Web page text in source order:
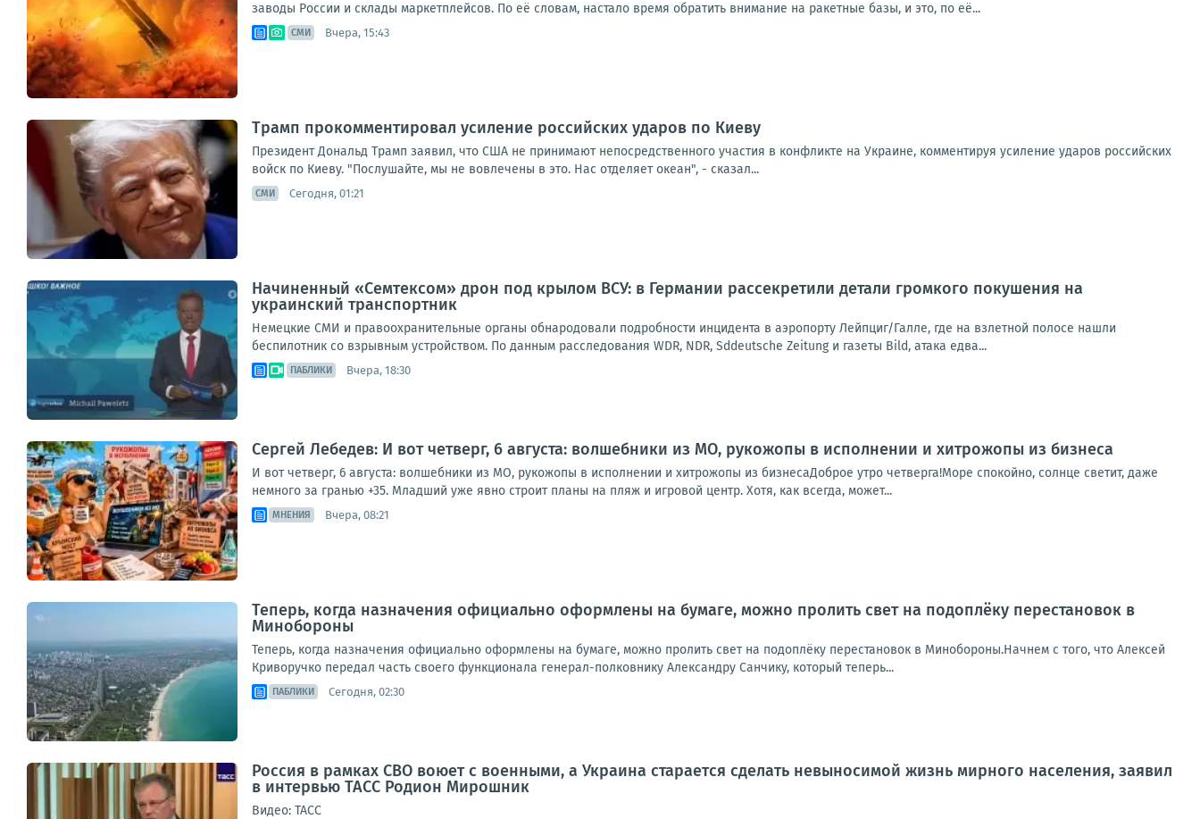
заводы России и склады маркетплейсов. По её словам, настало время обратить внимание на ракетные базы, и это, по её...
СМИ Вчера, 15:43
Трамп прокомментировал усиление российских ударов по Киеву
Президент Дональд Трамп заявил, что США не принимают непосредственного участия в конфликте на Украине, комментируя усиление ударов российских
войск по Киеву. "Послушайте, мы не вовлечены в это. Нас отделяет океан", - сказал...
СМИ Сегодня, 01:21
Начиненный «Семтексом» дрон под крылом ВСУ: в Германии рассекретили детали громкого покушения на
украинский транспортник
Немецкие СМИ и правоохранительные органы обнародовали подробности инцидента в аэропорту Лейпциг/Галле, где на взлетной полосе нашли
беспилотник со взрывным устройством. По данным расследования WDR, NDR, Sddeutsche Zeitung и газеты Bild, атака едва...
ПАБЛИКИ Вчера, 18:30
Сергей Лебедев: И вот четверг, 6 августа: волшебники из МО, рукожопы в исполнении и хитрожопы из бизнеса
И вот четверг, 6 августа: волшебники из МО, рукожопы в исполнении и хитрожопы из бизнесаДоброе утро четверга!Море спокойно, солнце светит, даже
немного за гранью +35. Младший уже явно строит планы на пляж и игровой центр. Хотя, как всегда, может...
МНЕНИЯ Вчера, 08:21
Теперь, когда назначения официально оформлены на бумаге, можно пролить свет на подоплёку перестановок в
Минобороны
Теперь, когда назначения официально оформлены на бумаге, можно пролить свет на подоплёку перестановок в Минобороны.Начнем с того, что Алексей
Криворучко передал часть своего функционала генерал-полковнику Александру Санчику, который теперь...
ПАБЛИКИ Сегодня, 02:30
Россия в рамках СВО воюет с военными, а Украина старается сделать невыносимой жизнь мирного населения, заявил
в интервью ТАСС Родион Мирошник
Видео: ТАСС